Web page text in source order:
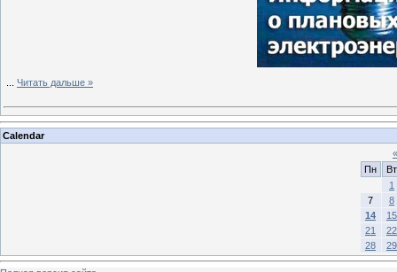
Читать дальше »
Calendar
«
Пн
Вт
1
7
8
14
15
21
22
28
29